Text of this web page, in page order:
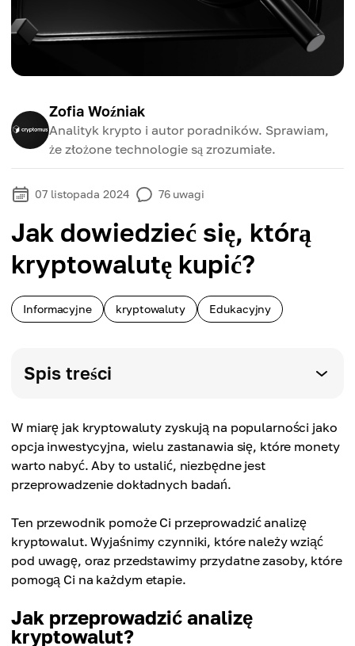
Zofia Woźniak
Analityk krypto i autor poradników. Sprawiam,
że złożone technologie są zrozumiałe.
07 listopada 2024 76 uwagi
Jak dowiedzieć się, którą
kryptowalutę kupić?
Informacyjne kryptowaluty Edukacyjny
Spis treści
W miarę jak kryptowaluty zyskują na popularności jako
opcja inwestycyjna, wielu zastanawia się, które monety
warto nabyć. Aby to ustalić, niezbędne jest
przeprowadzenie dokładnych badań.
Ten przewodnik pomoże Ci przeprowadzić analizę
kryptowalut. Wyjaśnimy czynniki, które należy wziąć
pod uwagę, oraz przedstawimy przydatne zasoby, które
pomogą Ci na każdym etapie.
Jak przeprowadzić analizę
kryptowalut?